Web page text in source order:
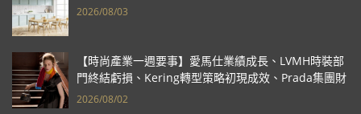
2026/08/03
【時尚產業一週要事】愛馬仕業績成長、LVMH時裝部
門終結虧損、Kering轉型策略初現成效、Prada集團財
報亮眼
2026/08/02